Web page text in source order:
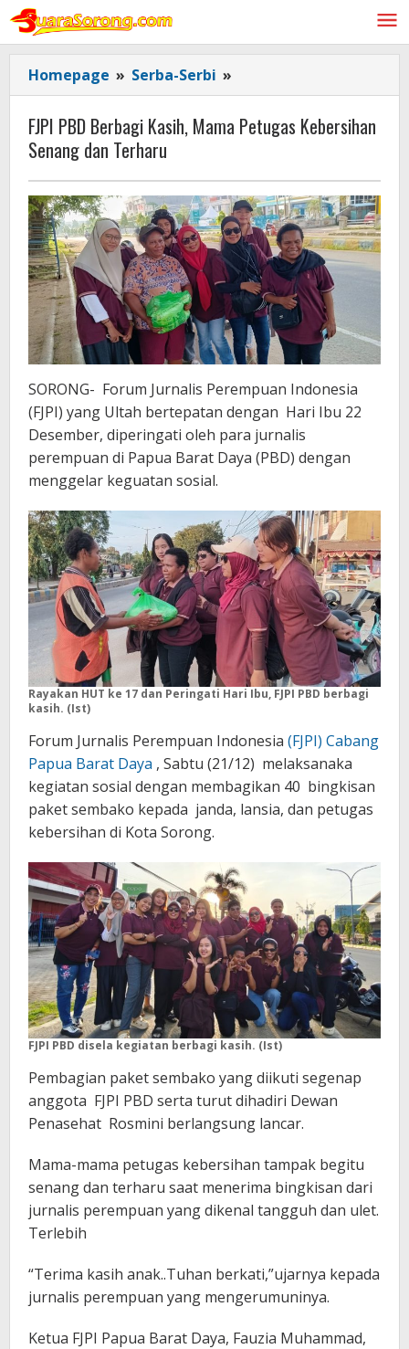
Lewati
konten
Homepage » Serba-Serbi »
PBD
Berbagi
Kasih,
Petugas
Kebersihan
Senang
dan
Terharu
FJPI PBD Berbagi Kasih, Mama Petugas Kebersihan
Senang dan Terharu
SORONG- Forum Jurnalis Perempuan Indonesia
(FJPI) yang Ultah bertepatan dengan Hari Ibu 22
Desember, diperingati oleh para jurnalis
perempuan di Papua Barat Daya (PBD) dengan
menggelar keguatan sosial.
Rayakan HUT ke 17 dan Peringati Hari Ibu, FJPI PBD berbagi
kasih. (Ist)
Forum Jurnalis Perempuan Indonesia (FJPI) Cabang
Papua Barat Daya , Sabtu (21/12) melaksanaka
kegiatan sosial dengan membagikan 40 bingkisan
paket sembako kepada janda, lansia, dan petugas
kebersihan di Kota Sorong.
FJPI PBD disela kegiatan berbagi kasih. (Ist)
Pembagian paket sembako yang diikuti segenap
anggota FJPI PBD serta turut dihadiri Dewan
Penasehat Rosmini berlangsung lancar.
Mama-mama petugas kebersihan tampak begitu
senang dan terharu saat menerima bingkisan dari
jurnalis perempuan yang dikenal tangguh dan ulet.
Terlebih
“Terima kasih anak..Tuhan berkati,”ujarnya kepada
jurnalis perempuan yang mengerumuninya.
Ketua FJPI Papua Barat Daya, Fauzia Muhammad,